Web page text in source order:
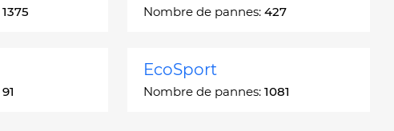
1375 Nombre de pannes: 427
91
EcoSport
Nombre de pannes: 1081